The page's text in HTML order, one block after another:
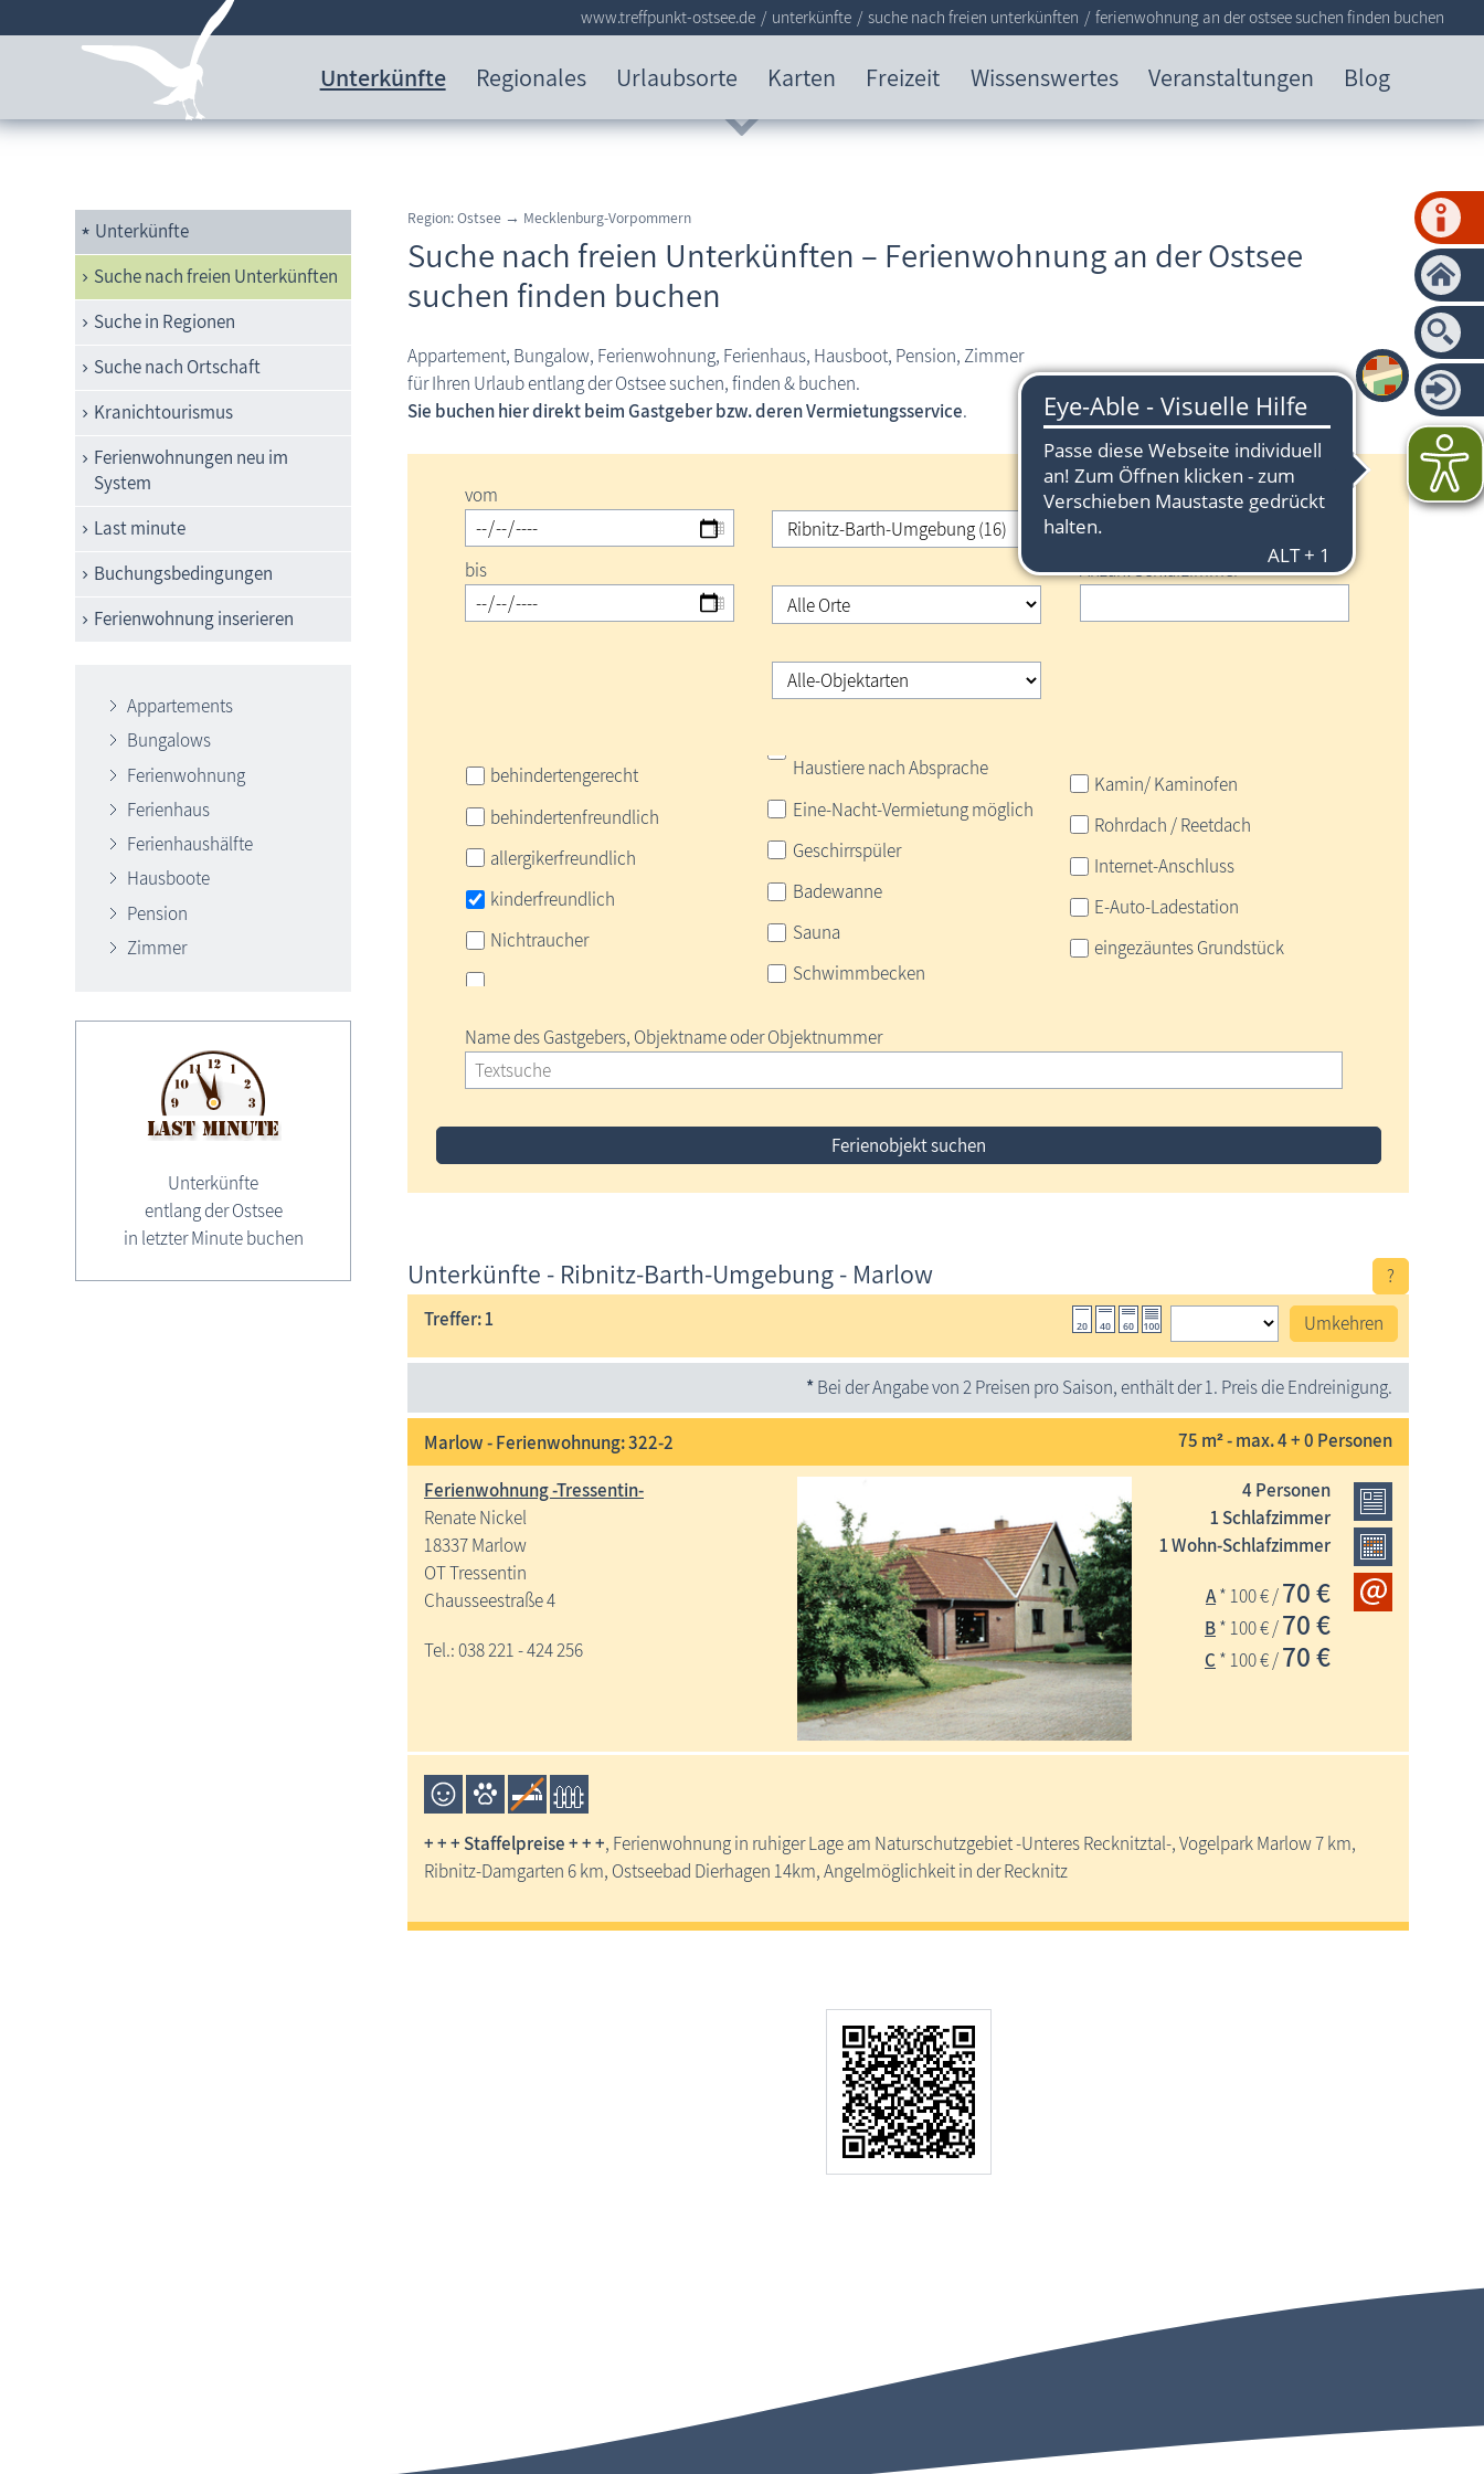
Unterkünfte Regionales Urlaubsorte Karten Freizeit Wissenswertes Veranstaltungen Blog
www.treffpunkt-ostsee.de unterkünfte suche nach freien unterkünften ferienwohnung an der ostsee suchen finden buchen
Unterkünfte
Suche nach freien Unterkünften
Suche in Regionen
Suche nach Ortschaft
Kranichtourismus
Ferienwohnungen neu im
System
Last minute
Buchungsbedingungen
Ferienwohnung inserieren
Appartements
Bungalows
Ferienwohnung
Ferienhaus
Ferienhaushälfte
Hausboote
Pension
Zimmer
Unterkünfte
entlang der Ostsee
in letzter Minute buchen
Region: Ostsee → Mecklenburg-Vorpommern
Suche nach freien Unterkünften – Ferienwohnung an der Ostsee
suchen finden buchen
Appartement, Bungalow, Ferienwohnung, Ferienhaus, Hausboot, Pension, Zimmer
für Ihren Urlaub entlang der Ostsee suchen, finden & buchen.
Sie buchen hier direkt beim Gastgeber bzw. deren Vermietungsservice.
vom
bis
Anzahl Personen
Anzahl Schlafzimmer
behindertengerecht
behindertenfreundlich
allergikerfreundlich
kinderfreundlich
Nichtraucher
Haustiere nach Absprache
Eine-Nacht-Vermietung möglich
Geschirrspüler
Badewanne
Sauna
Schwimmbecken
Kamin/ Kaminofen
Rohrdach / Reetdach
Internet-Anschluss
E-Auto-Ladestation
eingezäuntes Grundstück
Name des Gastgebers, Objektname oder Objektnummer
Ferienobjekt suchen
Unterkünfte - Ribnitz-Barth-Umgebung - Marlow
?
Treffer: 1
Umkehren
*Bei der Angabe von 2 Preisen pro Saison, enthält der 1. Preis die Endreinigung.
Marlow - Ferienwohnung: 322-2 75 m² - max. 4 + 0 Personen
Ferienwohnung -Tressentin-
Renate Nickel
18337 Marlow
OT Tressentin
Chausseestraße 4
Tel.: 038 221 - 424 256
+ + + Staffelpreise + + +, Ferienwohnung in ruhiger Lage am Naturschutzgebiet -Unteres Recknitztal-, Vogelpark Marlow 7 km,
Ribnitz-Damgarten 6 km, Ostseebad Dierhagen 14km, Angelmöglichkeit in der Recknitz
4 Personen
1 Schlafzimmer
1 Wohn-Schlafzimmer
A* 100 € /70 €
B* 100 € /70 €
C * 100 € /70 €